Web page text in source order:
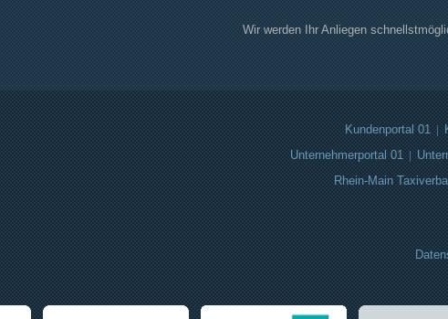
Wir werden Ihr Anliegen
Kundenportal 01 |
Unternehmerportal 01 |
Rhein-Main